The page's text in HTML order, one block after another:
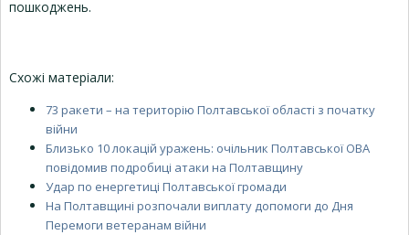
пошкоджень.
Схожі матеріали:
73 ракети – на територію Полтавської області з початку
війни
Близько 10 локацій уражень: очільник Полтавської ОВА
повідомив подробиці атаки на Полтавщину
Удар по енергетиці Полтавської громади
На Полтавщині розпочали виплату допомоги до Дня
Перемоги ветеранам війни